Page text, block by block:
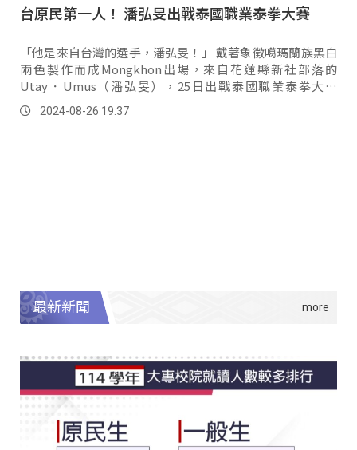
台原民第一人！ 潘弘旻出戰泰國職業泰拳大賽
「他是來自台灣的選手，潘弘旻！」 戴著象徵噶瑪蘭族黑白
兩色製作而成Mongkhon出場，來自花蓮縣新社部落的
Utay．Umus（潘弘旻），25日出戰泰國職業泰拳大賽
（Thai Fight League）77公斤級賽事，對上來自伊朗的選手
Mobin。2024-08-26 19:37
最新新聞